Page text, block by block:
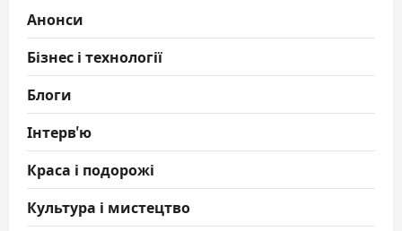
Анонси
Бізнес і технології
Блоги
Інтерв'ю
Краса і подорожі
Культура і мистецтво